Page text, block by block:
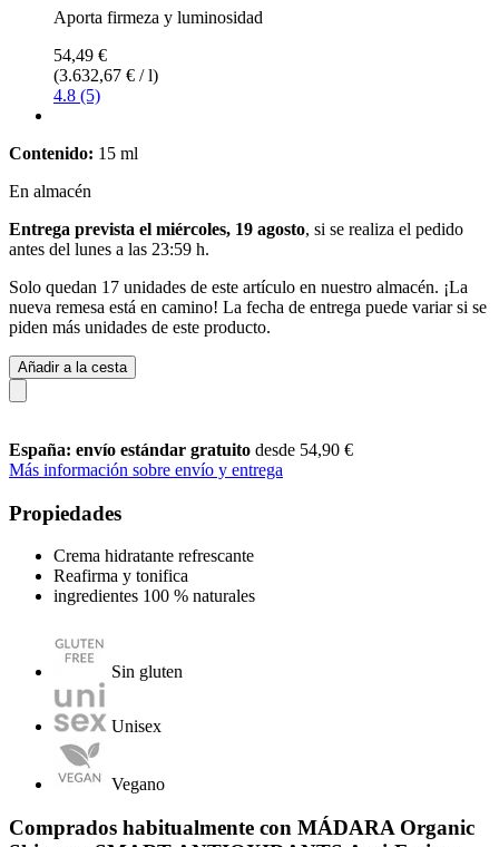
Aporta firmeza y luminosidad
54,49 €
(3.632,67 € / l)
4.8 (5)
Contenido: 15 ml
En almacén
Entrega prevista el miércoles, 19 agosto, si se realiza el pedido
antes del lunes a las 23:59 h.
Solo quedan 17 unidades de este artículo en nuestro almacén. ¡La
nueva remesa está en camino! La fecha de entrega puede variar si se
piden más unidades de este producto.
Añadir a la cesta
España: envío estándar gratuito desde 54,90 €
Más información sobre envío y entrega
Propiedades
Crema hidratante refrescante
Reafirma y tonifica
ingredientes 100 % naturales
Sin gluten
Unisex
Vegano
Comprados habitualmente con MÁDARA Organic